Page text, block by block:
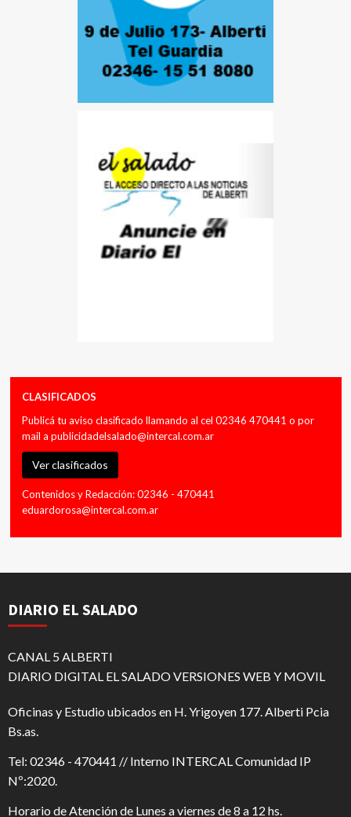
CLASIFICADOS
Publicá tu aviso clasificado llamando al cel 02346 470441 o por
mail a publicidadelsalado@intercal.com.ar
Ver clasificados
Contenidos y Redacción: 02346 - 470441
eduardorosa@intercal.com.ar
DIARIO EL SALADO
CANAL 5 ALBERTI
DIARIO DIGITAL EL SALADO VERSIONES WEB Y MOVIL
Oficinas y Estudio ubicados en H. Yrigoyen 177. Alberti Pcia
Bs.as.
Tel: 02346 - 470441 // Interno INTERCAL Comunidad IP
Nº:2020.
Horario de Atención de Lunes a viernes de 8 a 12 hs.